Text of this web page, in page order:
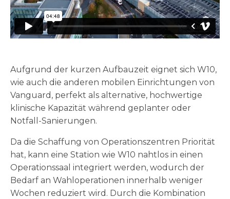
Aufgrund der kurzen Aufbauzeit eignet sich W10,
wie auch die anderen mobilen Einrichtungen von
Vanguard, perfekt als alternative, hochwertige
klinische Kapazität während geplanter oder
Notfall-Sanierungen.
Da die Schaffung von Operationszentren Priorität
hat, kann eine Station wie W10 nahtlos in einen
Operationssaal integriert werden, wodurch der
Bedarf an Wahloperationen innerhalb weniger
Wochen reduziert wird. Durch die Kombination